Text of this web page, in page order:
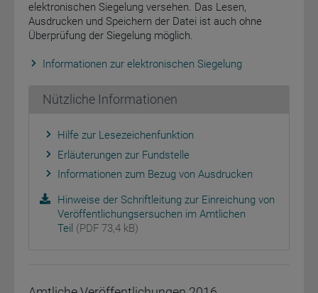
elektronischen Siegelung versehen. Das Lesen,
Ausdrucken und Speichern der Datei ist auch ohne
Überprüfung der Siegelung möglich.
Informationen zur elektronischen Siegelung
Nützliche Informationen
Hilfe zur Lesezeichenfunktion
Erläuterungen zur Fundstelle
Informationen zum Bezug von Ausdrucken
Hinweise der Schriftleitung zur Einreichung von
Veröffentlichungsersuchen im Amtlichen
Teil (PDF 73,4 kB)